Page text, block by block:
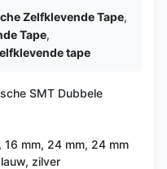
Zelfklevende Tape,
Tape,
tape
SMT Dubbele
16 mm, 24 mm, 24 mm
zilver